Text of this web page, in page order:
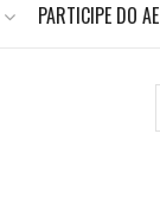
PARTICIPE DO AE